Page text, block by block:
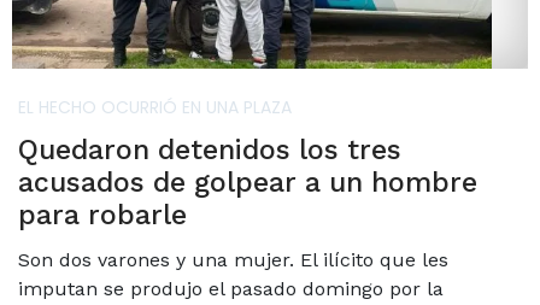
EL HECHO OCURRIÓ EN UNA PLAZA
Quedaron detenidos los tres
acusados de golpear a un hombre
para robarle
Son dos varones y una mujer. El ilícito que les
imputan se produjo el pasado domingo por la